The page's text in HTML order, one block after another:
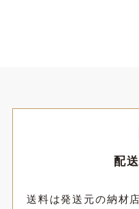
配
送料は発送元の納材